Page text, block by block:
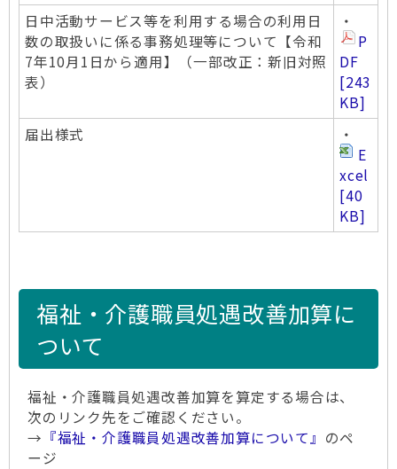
日中活動サービス等を利用する場合の利用日
数の取扱いに係る事務処理等について【令和
7年10月1日から適用】（一部改正：新旧対照
表）
・
P
DF
[243
KB]
届出様式
・
E
xcel
[40
KB]
福祉・介護職員処遇改善加算に
ついて
福祉・介護職員処遇改善加算を算定する場合は、
次のリンク先をご確認ください。
→ 『福祉・介護職員処遇改善加算について』 のペ
ージ